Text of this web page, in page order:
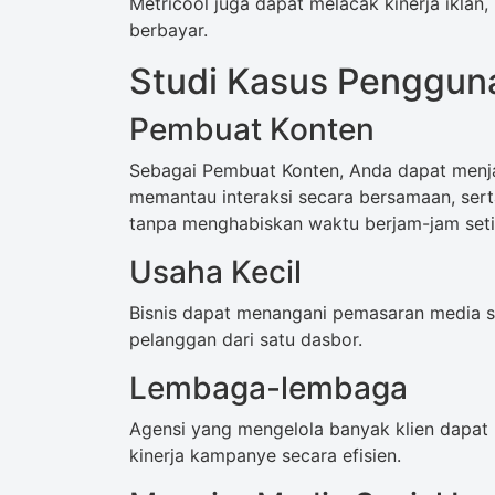
berbayar.
Studi Kasus
Pembuat Konten
Sebagai Pembuat Konten, Anda dapat
memantau interaksi secara bersamaan,
tanpa menghabiskan waktu berjam-jam
Usaha Kecil
Bisnis dapat menangani pemasaran
pelanggan dari satu dasbor.
Lembaga-lembaga
Agensi yang mengelola banyak klien
kinerja kampanye secara efisien.